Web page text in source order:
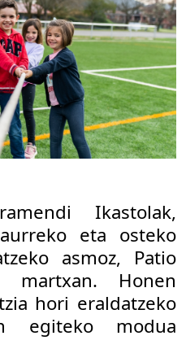
Ikastolak,
eta osteko
asmoz, Patio
Honen
hori eraldatzeko
egiteko modua